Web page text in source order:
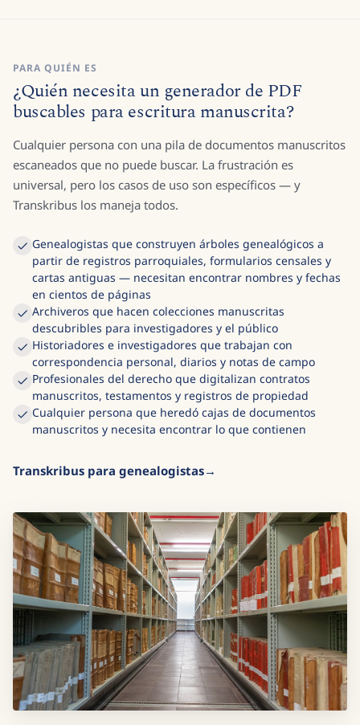
PARA QUIÉN ES
¿Quién necesita un generador de PDF
buscables para escritura manuscrita?
Cualquier persona con una pila de documentos manuscritos
escaneados que no puede buscar. La frustración es
universal, pero los casos de uso son específicos — y
Transkribus los maneja todos.
Genealogistas que construyen árboles genealógicos a
partir de registros parroquiales, formularios censales y
cartas antiguas — necesitan encontrar nombres y fechas
en cientos de páginas
Archiveros que hacen colecciones manuscritas
descubribles para investigadores y el público
Historiadores e investigadores que trabajan con
correspondencia personal, diarios y notas de campo
Profesionales del derecho que digitalizan contratos
manuscritos, testamentos y registros de propiedad
Cualquier persona que heredó cajas de documentos
manuscritos y necesita encontrar lo que contienen
Transkribus para genealogistas